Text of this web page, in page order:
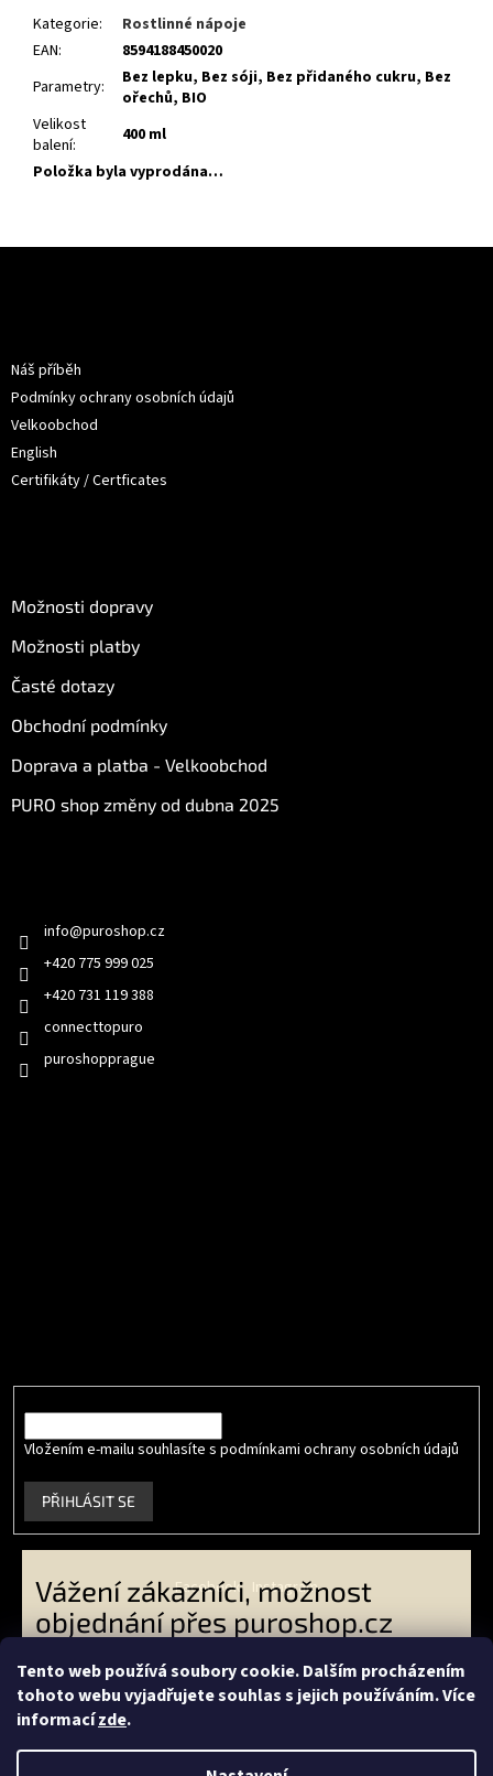
Tento web používá soubory cookie. Dalším procházením
tohoto webu vyjadřujete souhlas s jejich používáním. Více
informacízde.
Vážení zákazníci, možnost
objednání přes puroshop.cz
objednávejte přes
livingeconic.cz
a koncoví
zákazníci přeseconea.cz-
Kategorie:
Rostlinné nápoje
EAN:
8594188450020
Parametry:
Bez lepku, Bez sóji, Bez přidaného cukru, Bez
ořechů, BIO
Velikost
balení:
400 ml
Položka byla vyprodána…
Náš příběh
Podmínky ochrany osobních údajů
Velkoobchod
English
Certifikáty / Certficates
Možnosti dopravy
Možnosti platby
Časté dotazy
Obchodní podmínky
Doprava a platba - Velkoobchod
PURO shop změny od dubna 2025
info@puroshop.cz
+420 775 999 025
+420 731 119 388
connecttopuro
puroshopprague
Vložením e-mailu souhlasíte s podmínkami ochrany osobních údajů
PŘIHLÁSIT SE
Facebook Instagram
Vytvořil Shoptet